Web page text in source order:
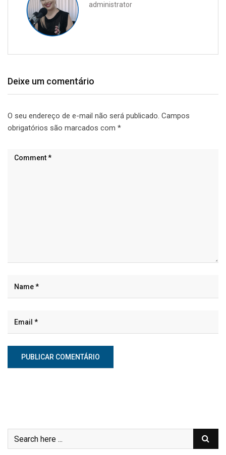
administrator
Deixe um comentário
O seu endereço de e-mail não será publicado. Campos
obrigatórios são marcados com *